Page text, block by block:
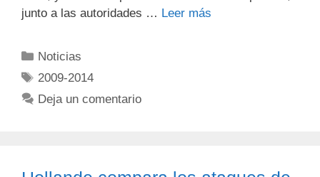
junto a las autoridades … Leer más
Noticias
2009-2014
Deja un comentario